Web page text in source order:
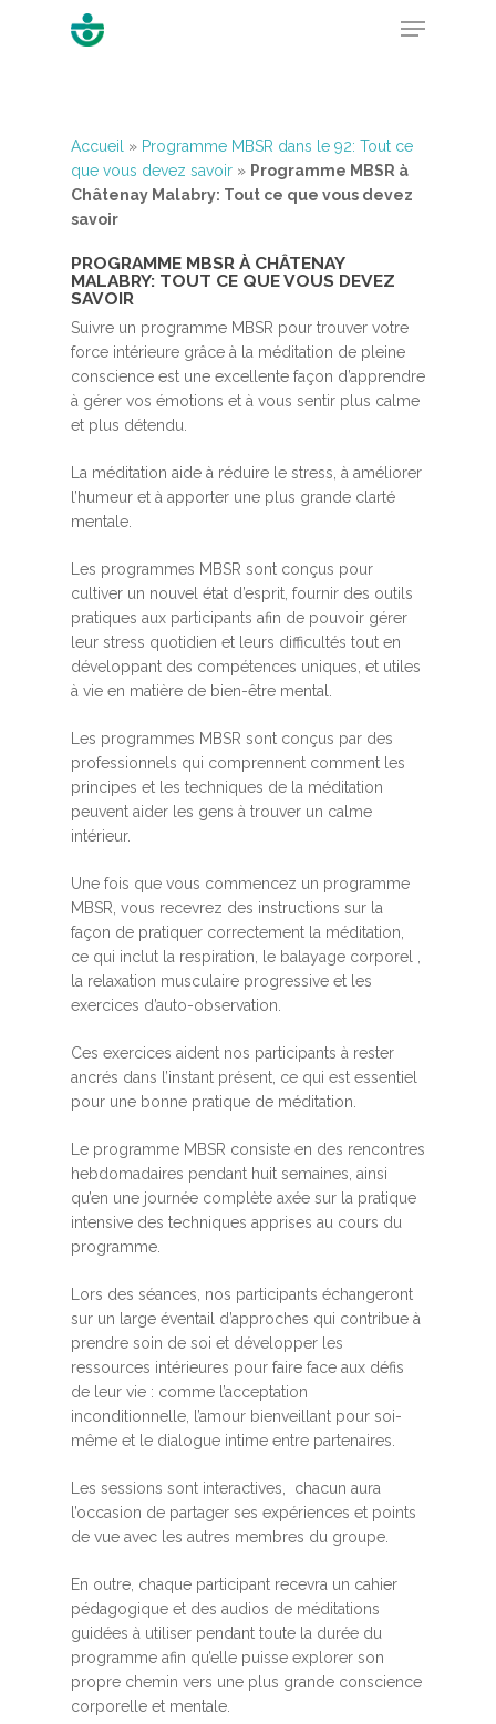
Hit enter to search or ESC to close
Accueil » Programme MBSR dans le 92: Tout ce
que vous devez savoir » Programme MBSR à
Châtenay Malabry: Tout ce que vous devez
savoir
PROGRAMME MBSR À CHÂTENAY
MALABRY: TOUT CE QUE VOUS DEVEZ
SAVOIR
Suivre un programme MBSR pour trouver votre
force intérieure grâce à la méditation de pleine
conscience est une excellente façon d’apprendre
à gérer vos émotions et à vous sentir plus calme
et plus détendu.
La méditation aide à réduire le stress, à améliorer
l’humeur et à apporter une plus grande clarté
mentale.
Les programmes MBSR sont conçus pour
cultiver un nouvel état d’esprit, fournir des outils
pratiques aux participants afin de pouvoir gérer
leur stress quotidien et leurs difficultés tout en
développant des compétences uniques, et utiles
à vie en matière de bien-être mental.
Les programmes MBSR sont conçus par des
professionnels qui comprennent comment les
principes et les techniques de la méditation
peuvent aider les gens à trouver un calme
intérieur.
Une fois que vous commencez un programme
MBSR, vous recevrez des instructions sur la
façon de pratiquer correctement la méditation,
ce qui inclut la respiration, le balayage corporel ,
la relaxation musculaire progressive et les
exercices d’auto-observation.
Ces exercices aident nos participants à rester
ancrés dans l’instant présent, ce qui est essentiel
pour une bonne pratique de méditation.
Le programme MBSR consiste en des rencontres
hebdomadaires pendant huit semaines, ainsi
qu’en une journée complète axée sur la pratique
intensive des techniques apprises au cours du
programme.
Lors des séances, nos participants échangeront
sur un large éventail d’approches qui contribue à
prendre soin de soi et développer les
ressources intérieures pour faire face aux défis
de leur vie : comme l’acceptation
inconditionnelle, l’amour bienveillant pour soi-
même et le dialogue intime entre partenaires.
Les sessions sont interactives, chacun aura
l’occasion de partager ses expériences et points
de vue avec les autres membres du groupe.
En outre, chaque participant recevra un cahier
pédagogique et des audios de méditations
guidées à utiliser pendant toute la durée du
programme afin qu’elle puisse explorer son
propre chemin vers une plus grande conscience
corporelle et mentale.